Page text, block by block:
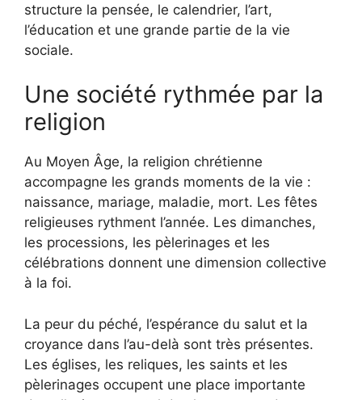
structure la pensée, le calendrier, l’art,
l’éducation et une grande partie de la vie
sociale.
Une société rythmée par la
religion
Au Moyen Âge, la religion chrétienne
accompagne les grands moments de la vie :
naissance, mariage, maladie, mort. Les fêtes
religieuses rythment l’année. Les dimanches,
les processions, les pèlerinages et les
célébrations donnent une dimension collective
à la foi.
La peur du péché, l’espérance du salut et la
croyance dans l’au-delà sont très présentes.
Les églises, les reliques, les saints et les
pèlerinages occupent une place importante